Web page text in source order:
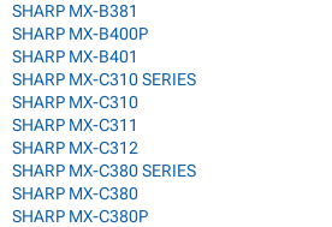
SHARP MX-B381
SHARP MX-B400P
SHARP MX-B401
SHARP MX-C310 SERIES
SHARP MX-C310
SHARP MX-C311
SHARP MX-C312
SHARP MX-C380 SERIES
SHARP MX-C380
SHARP MX-C380P